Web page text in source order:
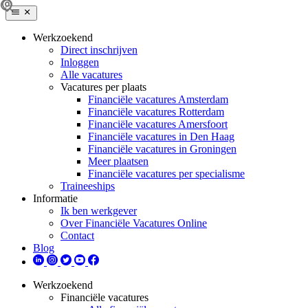
Werkzoekend
Direct inschrijven
Inloggen
Alle vacatures
Vacatures per plaats
Financiële vacatures Amsterdam
Financiële vacatures Rotterdam
Financiële vacatures Amersfoort
Financiële vacatures in Den Haag
Financiële vacatures in Groningen
Meer plaatsen
Financiële vacatures per specialisme
Traineeships
Informatie
Ik ben werkgever
Over Financiële Vacatures Online
Contact
Blog
Werkzoekend
Financiële vacatures